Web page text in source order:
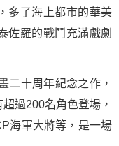
多了海上都市的華美
佐羅的戰鬥充滿戲劇
二十周年紀念之作，
過200名角色登場，
海軍大將等，是一場